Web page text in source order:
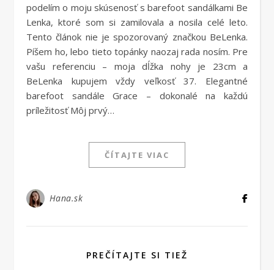
podelím o moju skúsenosť s barefoot sandálkami Be
Lenka, ktoré som si zamilovala a nosila celé leto.
Tento článok nie je spozorovaný značkou BeLenka.
Píšem ho, lebo tieto topánky naozaj rada nosím. Pre
vašu referenciu – moja dĺžka nohy je 23cm a
BeLenka kupujem vždy veľkosť 37. Elegantné
barefoot sandále Grace – dokonalé na každú
príležitosť Môj prvý…
ČÍTAJTE VIAC
Hana.sk
PREČÍTAJTE SI TIEŽ